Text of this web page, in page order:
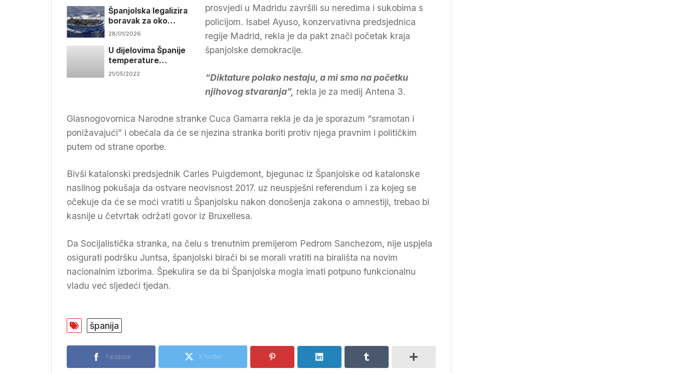
Španjolska legalizira
boravak za oko
500.000 migranata
28/01/2026
U dijelovima Španije
temperature
dostigle 40 stepeni
21/05/2022
prosvjedi u Madridu završili su neredima i sukobima s
policijom. Isabel Ayuso, konzervativna predsjednica
regije Madrid, rekla je da pakt znači početak kraja
španjolske demokracije.
“Diktature polako nestaju, a mi smo na početku
njihovog stvaranja”, rekla je za medij Antena 3.
Glasnogovornica Narodne stranke Cuca Gamarra rekla je da je sporazum “sramotan i
ponižavajući” i obećala da će se njezina stranka boriti protiv njega pravnim i političkim
putem od strane oporbe.
Bivši katalonski predsjednik Carles Puigdemont, bjegunac iz Španjolske od katalonske
nasilnog pokušaja da ostvare neovisnost 2017. uz neuspješni referendum i za kojeg se
očekuje da će se moći vratiti u Španjolsku nakon donošenja zakona o amnestiji, trebao bi
kasnije u četvrtak održati govor iz Bruxellesa.
Da Socijalistička stranka, na čelu s trenutnim premijerom Pedrom Sanchezom, nije uspjela
osigurati podršku Juntsa, španjolski birači bi se morali vratiti na birališta na novim
nacionalnim izborima. Špekulira se da bi Španjolska mogla imati potpuno funkcionalnu
vladu već sljedeći tjedan.
španija
Facebook X Twitter